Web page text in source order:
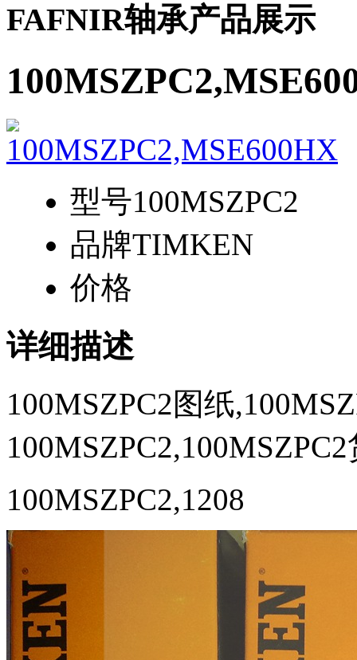
FAFNIR轴承产品展示
型号100MSZPC2
品牌TIMKEN
价格
详细描述
100MSZPC2图纸
100MSZPC2,1208